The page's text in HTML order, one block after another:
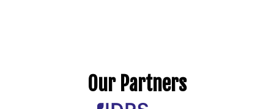
Our Partners